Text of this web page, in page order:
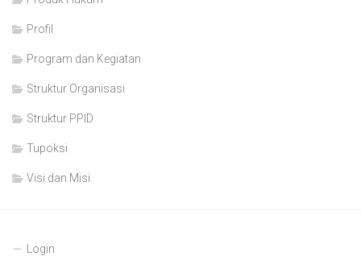
Profil
Program dan Kegiatan
Struktur Organisasi
Struktur PPID
Tupoksi
Visi dan Misi
Login